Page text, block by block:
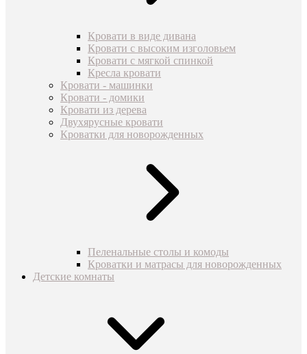
Кровати в виде дивана
Кровати с высоким изголовьем
Кровати с мягкой спинкой
Кресла кровати
Кровати - машинки
Кровати - домики
Кровати из дерева
Двухярусные кровати
Кроватки для новорожденных
Пеленальные столы и комоды
Кроватки и матрасы для новорожденных
Детские комнаты